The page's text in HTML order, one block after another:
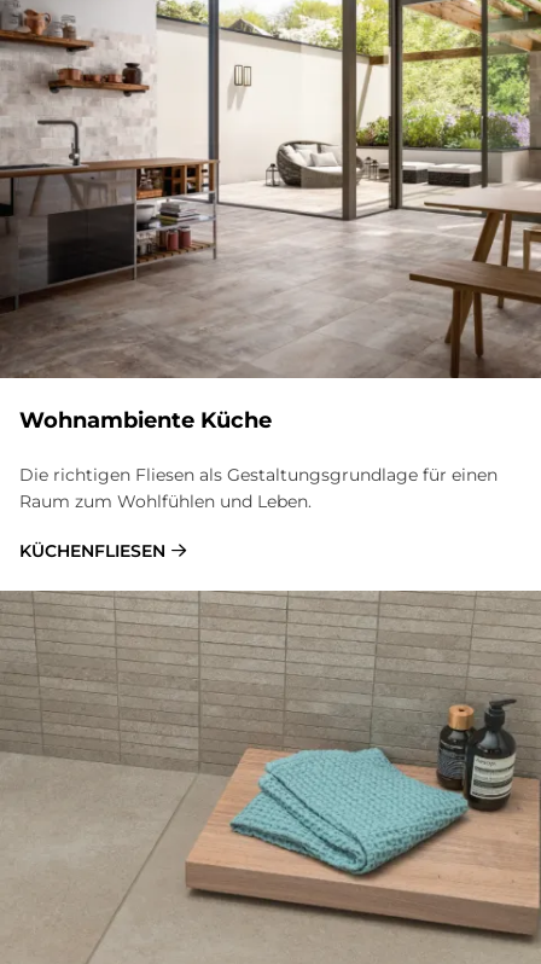
Wohn­am­bi­en­te Kü­che
Die richtigen Fliesen als Gestaltungsgrundlage für einen
Raum zum Wohlfühlen und Leben.
KÜCHENFLIESEN